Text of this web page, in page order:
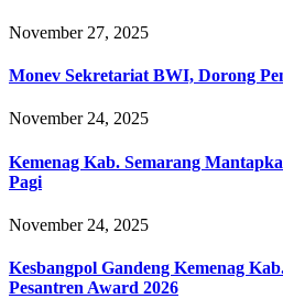
November 27, 2025
Monev Sekretariat BWI, Dorong
November 24, 2025
Kemenag Kab. Semarang
Pagi
November 24, 2025
Kesbangpol Gandeng Kemenag
Pesantren Award 2026